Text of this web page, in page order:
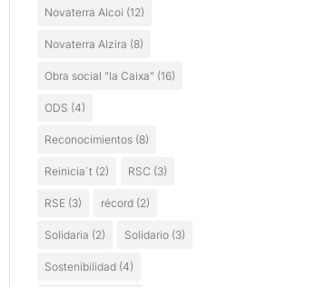
Novaterra Alcoi (12)
Novaterra Alzira (8)
Obra social "la Caixa" (16)
ODS (4)
Reconocimientos (8)
Reinicia´t (2) RSC (3)
RSE (3) récord (2)
Solidaria (2) Solidario (3)
Sostenibilidad (4)